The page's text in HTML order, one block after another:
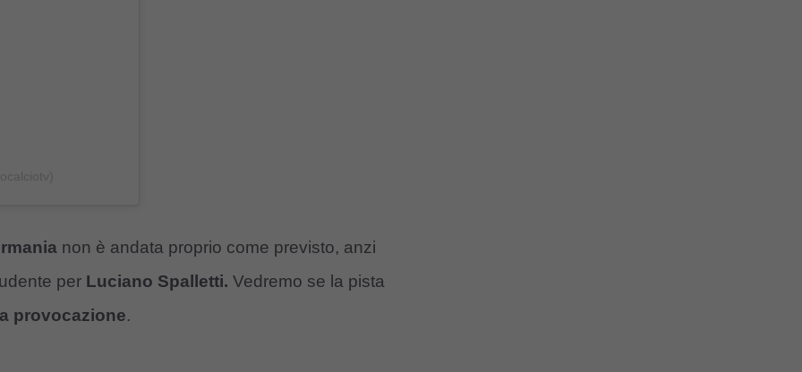
non è andata proprio come previsto, anzi
per Luciano Spalletti. Vedremo se la pista
provocazione.